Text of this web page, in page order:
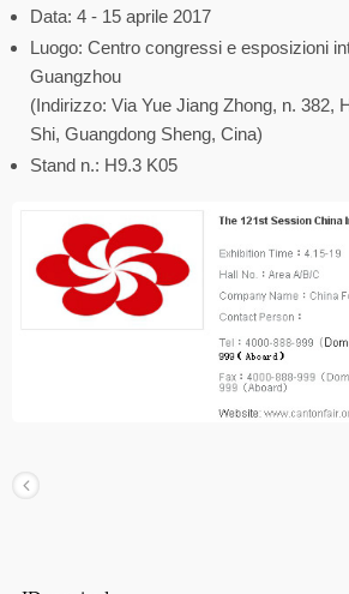
Data: 4 - 15 aprile 2017
Luogo: Centro congressi e esposizioni
Guangzhou
(Indirizzo: Via Yue Jiang Zhong, n. 382,
Shi, Guangdong Sheng, Cina)
Stand n.: H9.3 K05